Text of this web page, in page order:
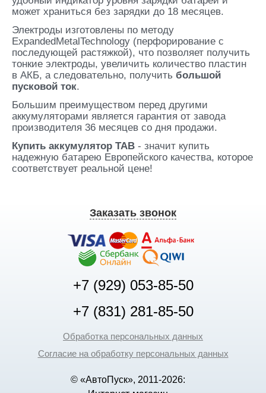
может храниться без зарядки до 18 месяцев.
Электроды изготовлены по методу
ExpandedMetalTechnology (перфорирование с
последующей растяжкой), что позволяет получить
тонкие электроды, увеличить количество пластин
в АКБ, а следовательно, получить большой
пусковой ток.
Большим преимуществом перед другими
аккумуляторами является гарантия от завода
производителя 36 месяцев со дня продажи.
Купить аккумулятор TAB - значит купить
надежную батарею Европейского качества, которое
соответствует реальной цене!
Заказать звонок
+7 (929) 053-85-50
+7 (831) 281-85-50
Обработка персональных данных
Согласие на обработку персональных данных
© «АвтоПуск», 2011-2026: